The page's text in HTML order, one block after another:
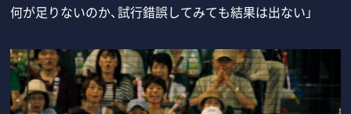
何が足りないのか、試行錯誤してみても結果は出ない」